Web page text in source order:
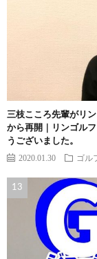
三枝こころ先輩がリ
から再開｜リンゴル
うございました。
2020.01.30 ゴル